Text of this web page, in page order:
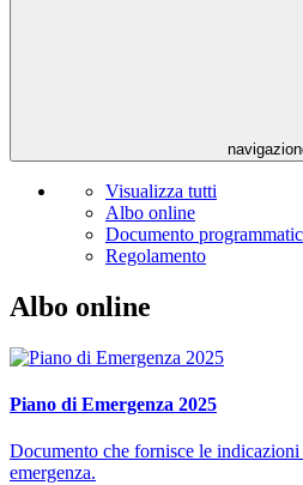
Visualizza tutti
Albo online
Documento
Regolamento
Albo online
Piano di Emergenza 2025
Documento che fornisce le
emergenza.